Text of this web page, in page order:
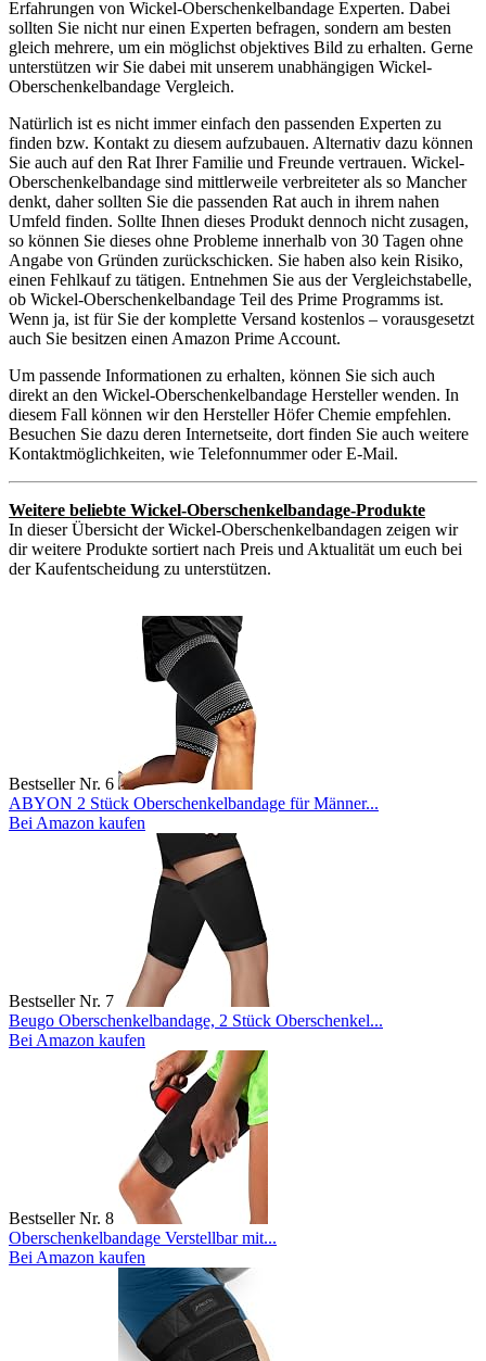
Erfahrungen von Wickel-Oberschenkelbandage Experten. Dabei
sollten Sie nicht nur einen Experten befragen, sondern am besten
gleich mehrere, um ein möglichst objektives Bild zu erhalten. Gerne
unterstützen wir Sie dabei mit unserem unabhängigen Wickel-
Oberschenkelbandage Vergleich.
Natürlich ist es nicht immer einfach den passenden Experten zu
finden bzw. Kontakt zu diesem aufzubauen. Alternativ dazu können
Sie auch auf den Rat Ihrer Familie und Freunde vertrauen. Wickel-
Oberschenkelbandage sind mittlerweile verbreiteter als so Mancher
denkt, daher sollten Sie die passenden Rat auch in ihrem nahen
Umfeld finden. Sollte Ihnen dieses Produkt dennoch nicht zusagen,
so können Sie dieses ohne Probleme innerhalb von 30 Tagen ohne
Angabe von Gründen zurückschicken. Sie haben also kein Risiko,
einen Fehlkauf zu tätigen. Entnehmen Sie aus der Vergleichstabelle,
ob Wickel-Oberschenkelbandage Teil des Prime Programms ist.
Wenn ja, ist für Sie der komplette Versand kostenlos – vorausgesetzt
auch Sie besitzen einen Amazon Prime Account.
Um passende Informationen zu erhalten, können Sie sich auch
direkt an den Wickel-Oberschenkelbandage Hersteller wenden. In
diesem Fall können wir den Hersteller Höfer Chemie empfehlen.
Besuchen Sie dazu deren Internetseite, dort finden Sie auch weitere
Kontaktmöglichkeiten, wie Telefonnummer oder E-Mail.
Weitere beliebte Wickel-Oberschenkelbandage-Produkte
In dieser Übersicht der Wickel-Oberschenkelbandagen zeigen wir
dir weitere Produkte sortiert nach Preis und Aktualität um euch bei
der Kaufentscheidung zu unterstützen.
Bestseller Nr. 6
ABYON 2 Stück Oberschenkelbandage für Männer...
Bei Amazon kaufen
Bestseller Nr. 7
Beugo Oberschenkelbandage, 2 Stück Oberschenkel...
Bei Amazon kaufen
Bestseller Nr. 8
Oberschenkelbandage Verstellbar mit...
Bei Amazon kaufen